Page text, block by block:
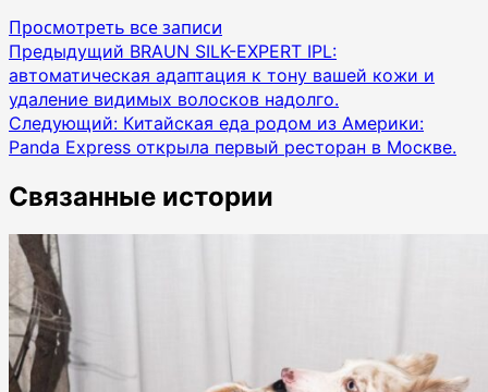
Просмотреть все записи
Навигация
по
записям
Предыдущий BRAUN SILK-EXPERT IPL:
автоматическая адаптация к тону вашей кожи и
удаление видимых волосков надолго.
Следующий: Китайская еда родом из Америки:
Panda Express открыла первый ресторан в Москве.
Связанные истории